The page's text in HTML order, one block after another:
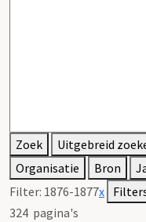
Zoek
Uitgebreid
Organisatie
Bron
Filter: 1876-1877x
324 pagina's